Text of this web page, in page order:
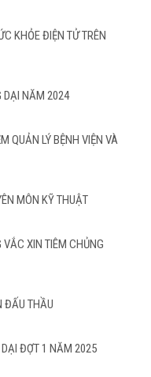
KHỎE ĐIỆN TỬ TRÊN
DẠI NĂM 2024
QUẢN LÝ BỆNH VIỆN VÀ
MÔN KỸ THUẬT
XIN TIÊM CHỦNG
ĐẤU THẦU
ĐỢT 1 NĂM 2025